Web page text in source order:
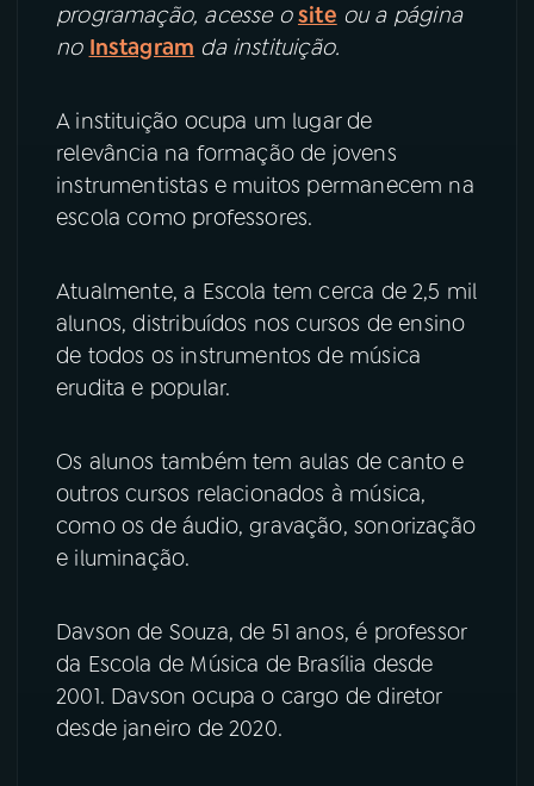
programação, acesse osite ou a página
no Instagram ​da instituição.
A instituição ocupa um lugar de
relevância na formação de jovens
instrumentistas e muitos permanecem na
escola como professores.
Atualmente, a Escola tem cerca de 2,5 mil
alunos, distribuídos nos cursos de ensino
de todos os instrumentos de música
erudita e popular.
Os alunos também tem aulas de canto e
outros cursos relacionados à música,
como os de áudio, gravação, sonorização
e iluminação.
Davson de Souza, de 51 anos, é professor
da Escola de Música de Brasília desde
2001. Davson ocupa o cargo de diretor
desde janeiro de 2020.